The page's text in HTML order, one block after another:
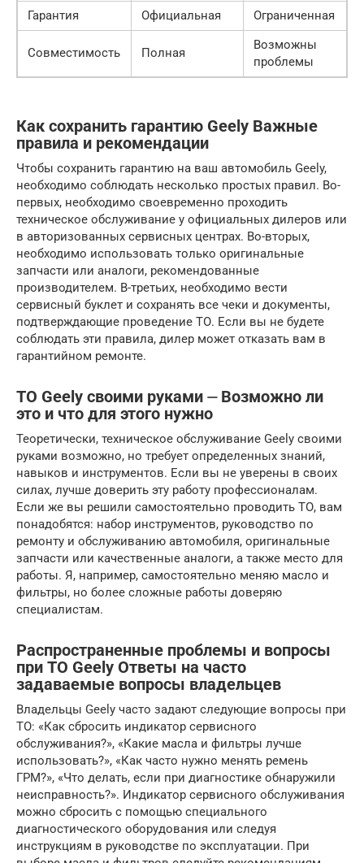
Гарантия
Официальная Ограниченная
Совместимость Полная
Возможны
проблемы
Как сохранить гарантию Geely Важные
правила и рекомендации
Чтобы сохранить гарантию на ваш автомобиль Geely,
необходимо соблюдать несколько простых правил. Во-
первых, необходимо своевременно проходить
техническое обслуживание у официальных дилеров или
в авторизованных сервисных центрах. Во-вторых,
необходимо использовать только оригинальные
запчасти или аналоги, рекомендованные
производителем. В-третьих, необходимо вести
сервисный буклет и сохранять все чеки и документы,
подтверждающие проведение ТО. Если вы не будете
соблюдать эти правила, дилер может отказать вам в
гарантийном ремонте.
ТО Geely своими руками ⏤ Возможно ли
это и что для этого нужно
Теоретически, техническое обслуживание Geely своими
руками возможно, но требует определенных знаний,
навыков и инструментов. Если вы не уверены в своих
силах, лучше доверить эту работу профессионалам.
Если же вы решили самостоятельно проводить ТО, вам
понадобятся: набор инструментов, руководство по
ремонту и обслуживанию автомобиля, оригинальные
запчасти или качественные аналоги, а также место для
работы. Я, например, самостоятельно меняю масло и
фильтры, но более сложные работы доверяю
специалистам.
Распространенные проблемы и вопросы
при ТО Geely Ответы на часто
задаваемые вопросы владельцев
Владельцы Geely часто задают следующие вопросы при
ТО: «Как сбросить индикатор сервисного
обслуживания?», «Какие масла и фильтры лучше
использовать?», «Как часто нужно менять ремень
ГРМ?», «Что делать, если при диагностике обнаружили
неисправность?». Индикатор сервисного обслуживания
можно сбросить с помощью специального
диагностического оборудования или следуя
инструкциям в руководстве по эксплуатации. При